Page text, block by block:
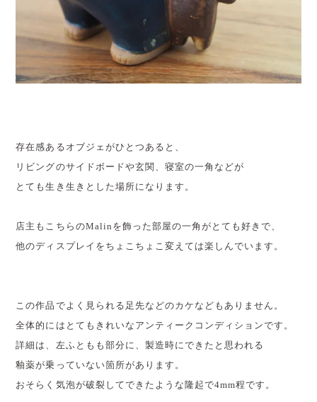
存在感あるオブジェがひとつあると、
リビングのサイドボードや玄関、寝室の一角などが
とても生き生きとした場所になります。
店主もこちらのMalinを飾った部屋の一角がとても好きで、
他のディスプレイをちょこちょこ変えては楽しんでいます。
この作品でよく見られる足先などのカケなどもありません。
全体的にはとてもきれいなアンティークコンディションです。
詳細は、左ふともも部分に、製造時にできたと思われる
釉薬が乗っていない箇所があります。
おそらく気泡が破裂してできたような隆起で4mm程です。